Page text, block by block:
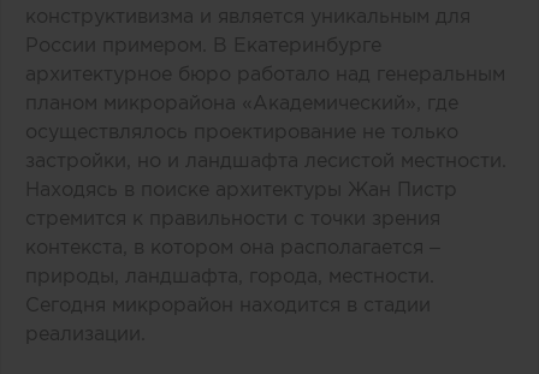
конструктивизма и является уникальным для
России примером. В Екатеринбурге
архитектурное бюро работало над генеральным
планом микрорайона «Академический», где
осуществлялось проектирование не только
застройки, но и ландшафта лесистой местности.
Находясь в поиске архитектуры Жан Пистр
стремится к правильности с точки зрения
контекста, в котором она располагается –
природы, ландшафта, города, местности.
Сегодня микрорайон находится в стадии
реализации.